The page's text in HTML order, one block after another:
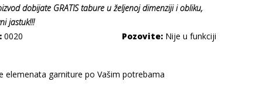
dobijate GRATIS tabure u željenoj dimenziji i obliku,
jastuk!!!
0020 Pozovite: Nije u funkciji
elemenata garniture po Vašim potrebama